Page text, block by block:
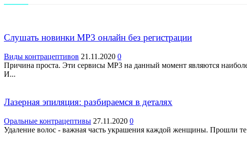
Слушать новинки МР3 онлайн без регистрации
Виды контрацептивов 21.11.2020 0
Причина проста. Эти сервисы МР3 на данный момент являются
И...
Лазерная эпиляция: разбираемся в деталях
Оральные контрацептивы 27.11.2020 0
Удаление волос - важная часть украшения каждой женщины. Прошли те